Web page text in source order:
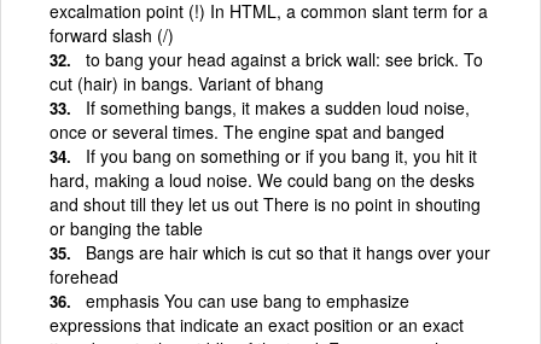
excalmation point (!) In HTML, a common slant term for a
forward slash (/)
to bang your head against a brick wall: see brick. To
cut (hair) in bangs. Variant of bhang
If something bangs, it makes a sudden loud noise,
once or several times. The engine spat and banged
If you bang on something or if you bang it, you hit it
hard, making a loud noise. We could bang on the desks
and shout till they let us out There is no point in shouting
or banging the table
Bangs are hair which is cut so that it hangs over your
forehead
emphasis You can use bang to emphasize
expressions that indicate an exact position or an exact